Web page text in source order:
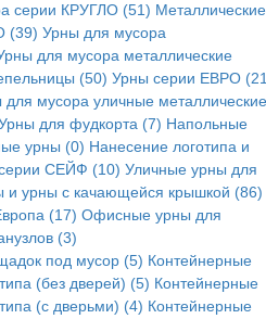
серии КРУГЛО (51) Металлические
(39) Урны для мусора
для мусора металлические
(50) Урны серии ЕВРО
для мусора уличные металлические
для фудкорта (7) Напольные
урны (0) Нанесение логотипа и
СЕЙФ (10) Уличные урны для
и урны с качающейся крышкой (86)
(17) Офисные урны для
(3)
под мусор (5) Контейнерные
(без дверей) (5) Контейнерные
(с дверьми) (4) Контейнерные